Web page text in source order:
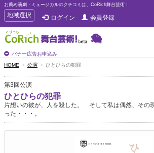
お薦め演劇・ミュージカルのクチコミは、CoRich舞台芸術！
T
o
g
g
e
n
a
v
i
g
a
t
地域選択 ログイン 会員登録
バナー広告お申込み
HOME 公演 ひとひらの犯罪
第3回公演
ひとひらの犯罪
片想いの彼が、人を殺した。 そして私は偶然、その
った・・・。